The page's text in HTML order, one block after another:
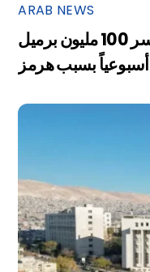
ARAB NEWS
رئيس “أرامكو”: العالم يخسر 100 مليون برميل
أسبوعياً بسبب هرمز